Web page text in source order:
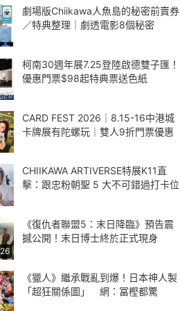
劇場版Chiikawa人魚島的秘密前賣券
／特典整理｜劇透電影8個秘密
柯南30週年展7.25登陸啟德雙子匯！
優惠門票$98起特典票送色紙
CARD FEST 2026｜8.15-16中港城
卡牌展有陀螺玩｜雙人9折門票優惠
CHIIKAWA ARTIVERSE特展K11直
擊：跟忠粉朝聖 5 大不可錯過打卡位
《復仇者聯盟5：末日降臨》預告震
撼公開！末日博士終於正式現身
《獵人》繼承戰亂到爆！日本神人製
「超狂關係圖」 網：冨樫都驚